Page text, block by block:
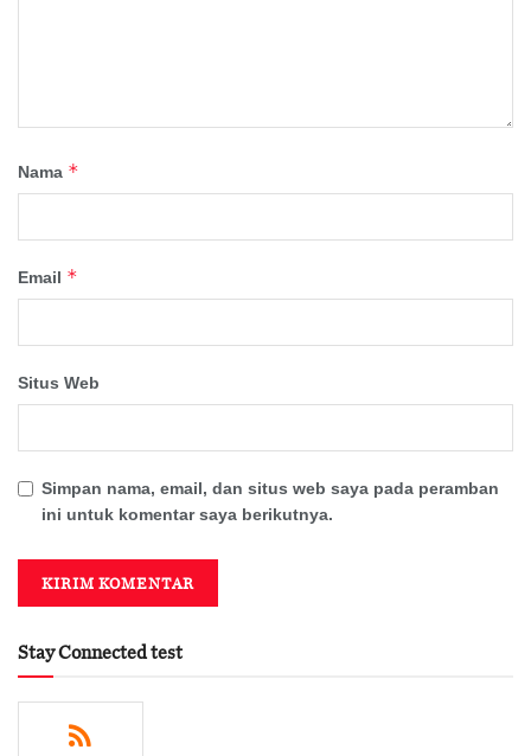
Nama *
Email *
Situs Web
Simpan nama, email, dan situs web saya pada peramban
ini untuk komentar saya berikutnya.
Stay Connected test